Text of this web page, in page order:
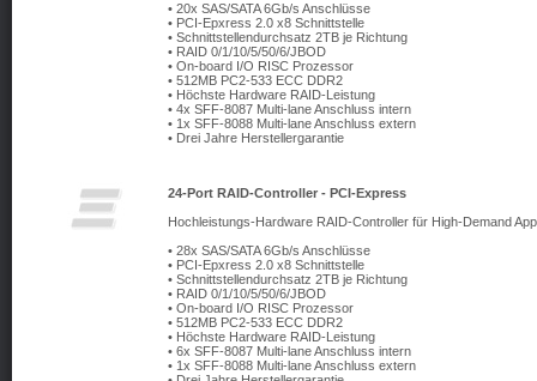
• 20x SAS/SATA 6Gb/s Anschlüsse
• PCI-Epxress 2.0 x8 Schnittstelle
• Schnittstellendurchsatz 2TB je Richtung
• RAID 0/1/10/5/50/6/JBOD
• On-board I/O RISC Prozessor
• 512MB PC2-533 ECC DDR2
• Höchste Hardware RAID-Leistung
• 4x SFF-8087 Multi-lane Anschluss intern
• 1x SFF-8088 Multi-lane Anschluss extern
• Drei Jahre Herstellergarantie
24-Port RAID-Controller - PCI-Express
Hochleistungs-Hardware RAID-Controller für High-Demand
• 28x SAS/SATA 6Gb/s Anschlüsse
• PCI-Epxress 2.0 x8 Schnittstelle
• Schnittstellendurchsatz 2TB je Richtung
• RAID 0/1/10/5/50/6/JBOD
• On-board I/O RISC Prozessor
• 512MB PC2-533 ECC DDR2
• Höchste Hardware RAID-Leistung
• 6x SFF-8087 Multi-lane Anschluss intern
• 1x SFF-8088 Multi-lane Anschluss extern